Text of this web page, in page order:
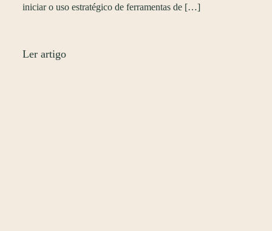
iniciar o uso estratégico de ferramentas de […]
Ler artigo